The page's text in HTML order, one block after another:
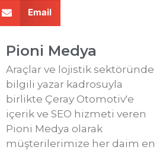
Email
Pioni Medya
Araçlar ve lojistik sektöründe
bilgili yazar kadrosuyla
birlikte Çeray Otomotiv'e
içerik ve SEO hizmeti veren
Pioni Medya olarak
müşterilerimize her daim en